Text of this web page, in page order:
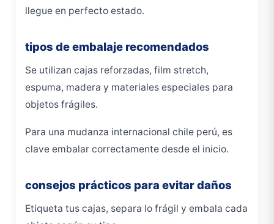
llegue en perfecto estado.
tipos de embalaje recomendados
Se utilizan cajas reforzadas, film stretch,
espuma, madera y materiales especiales para
objetos frágiles.
Para una mudanza internacional chile perú, es
clave embalar correctamente desde el inicio.
consejos prácticos para evitar daños
Etiqueta tus cajas, separa lo frágil y embala cada